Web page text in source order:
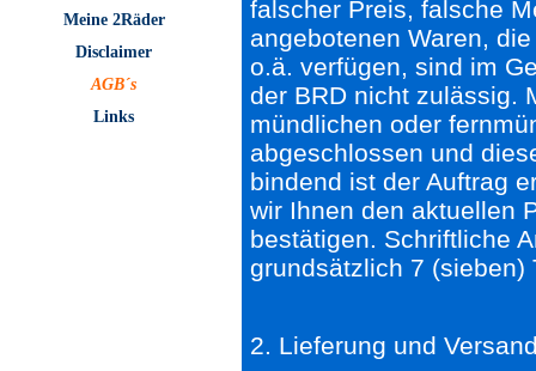
Meine 2Räder
Disclaimer
AGB´s
Links
falscher Preis, falsche
angebotenen Waren,
o.ä. verfügen, sind im
der BRD nicht zulässig.
mündlichen oder
abgeschlossen und
bindend ist der Auftrag
wir Ihnen den aktuellen
bestätigen. Schriftliche
grundsätzlich 7 (sieben)
2. Lieferung und